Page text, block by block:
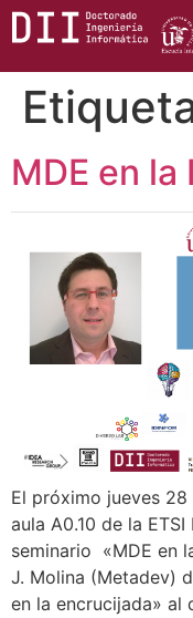
MDE en
El próximo jueves
aula A0.10 de la
seminario «MDE en
J. Molina (Metadev)
en la encrucijada» al